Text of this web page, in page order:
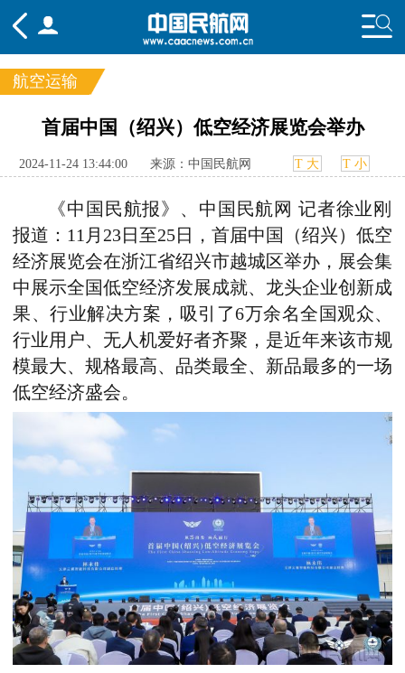
频道
国内 国际
行业
航空运输
首届中国（绍兴）低空经济展览会举办
2024-11-24 13:44:00 来源：中国民航网 T 大 T 小
《中国民航报》、中国民航网 记者徐业刚
报道：11月23日 至25日，首届中国（绍兴）低空
经济展览会在浙江省绍兴市越城区举办，展会集
中展示全国低空经济发展成就、龙头企业创新成
果、行业解决方案，吸引了6万余名全国观众、
行业用户、无人机爱好者齐聚，是近年来该市规
模最大、规格最高、品类最全、新品最多的一场
低空经济盛会。